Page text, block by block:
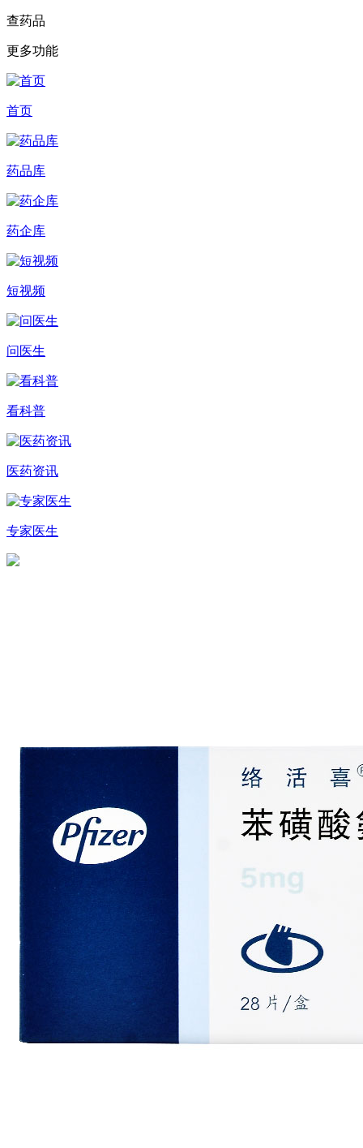
查药品
更多功能
首页
药品库
药企库
短视频
问医生
看科普
医药资讯
专家医生